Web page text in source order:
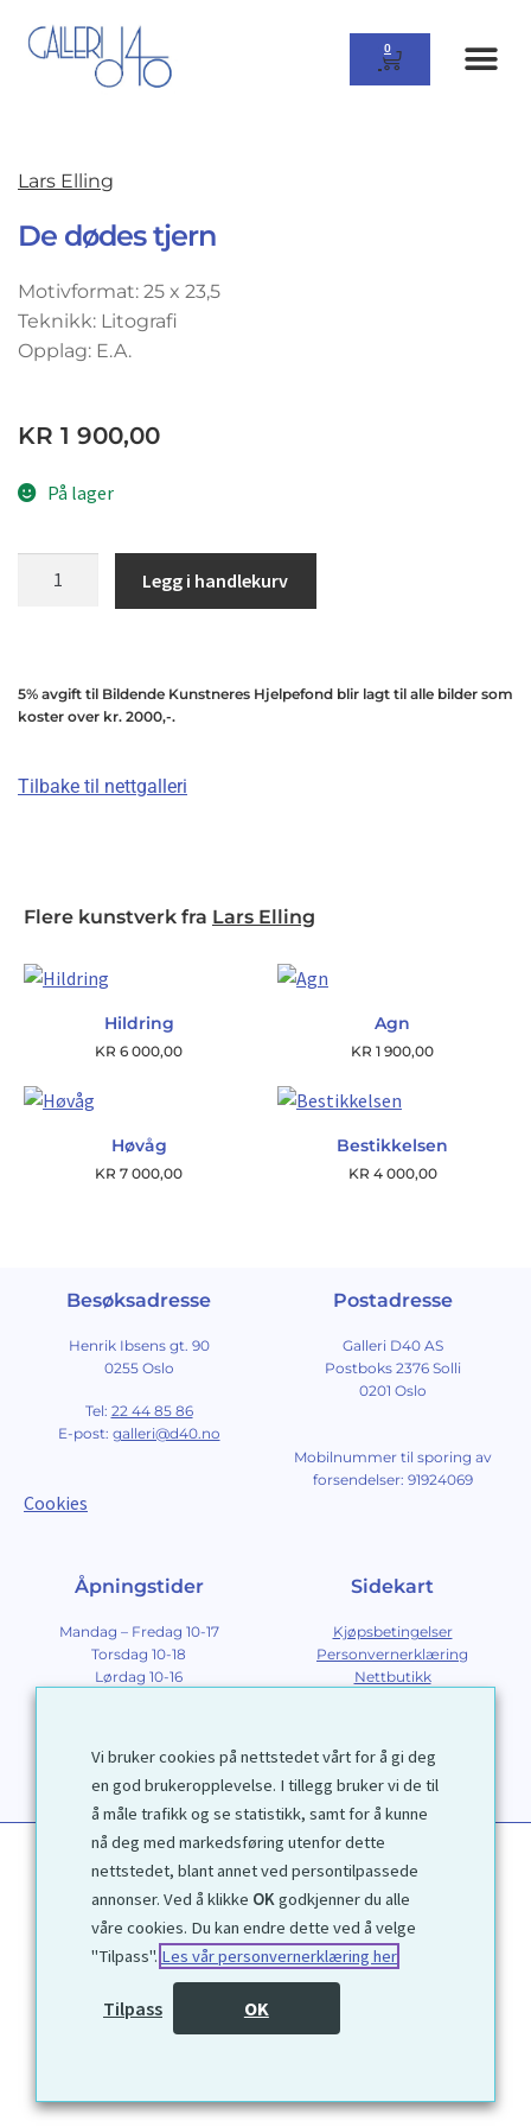
0
Lars Elling
De dødes tjern
Motivformat: 25 x 23,5
Teknikk: Litografi
Opplag: E.A.
KR 1 900,00
På lager
Legg i handlekurv
5% avgift til Bildende Kunstneres Hjelpefond blir lagt til alle bilder som
koster over kr. 2000,-.
Tilbake til nettgalleri
Flere kunstverk fra Lars Elling
Hildring
KR 6 000,00
Agn
KR 1 900,00
Høvåg
KR 7 000,00
Bestikkelsen
KR 4 000,00
Besøksadresse
Henrik Ibsens gt. 90
0255 Oslo
Tel: 22 44 85 86
E-post: galleri@d40.no
Cookies
Postadresse
Galleri D40 AS
Postboks 2376 Solli
0201 Oslo
Mobilnummer til sporing av
forsendelser: 91924069
Åpningstider
Mandag – Fredag 10-17
Torsdag 10-18
Lørdag 10-16
Sidekart
Kjøpsbetingelser
Personvernerklæring
Nettbutikk
Kontakt
1972 © Galleri D40 AS
Vi bruker cookies på nettstedet vårt for å gi deg
en god brukeropplevelse. I tillegg bruker vi de til
å måle trafikk og se statistikk, samt for å kunne
nå deg med markedsføring utenfor dette
nettstedet, blant annet ved persontilpassede
annonser. Ved å klikke OKgodkjenner du alle
våre cookies. Du kan endre dette ved å velge
"Tilpass". Les vår personvernerklæring her
Tilpass OK